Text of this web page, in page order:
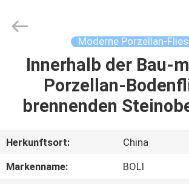
HAUSE
VIDEOS
CERAMICS
CO.,LTD..
Moderne Porzellan-
Innerhalb der Bau-
Porzellan-
brennenden
Herkunftsort:
China
Markenname:
BOLI